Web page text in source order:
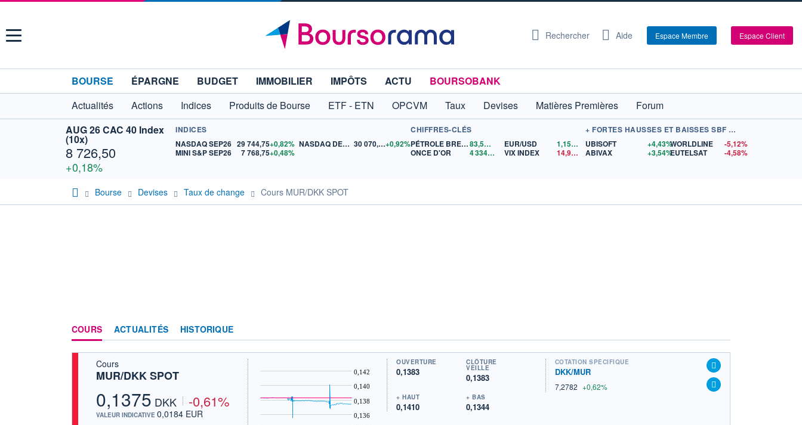
Menu Rechercher Aide Espace Membre Espace Client
BOURSE ÉPARGNE BUDGET IMMOBILIER IMPÔTS ACTU
BOURSOBANK
Actualités
Actions Indices Produits de Bourse ETF - ETN OPCVM Taux Devises Matières Premières
Forum
AUG 26 CAC 40 Index
(10x)
8 726,50
+0,18%
INDICES
NASDAQ SEP26 29 744,75+0,82%
MINI S&P SEP26
7 768,75+0,48%
NASDAQ DEC26 30 070,75+0,92%
CHIFFRES-CLÉS
PÉTROLE BRENT
83,51$US
ONCE D'OR
4 334,18 $US
EUR/USD 1,1560
$US
VIX INDEX
14,95$US
+ FORTES HAUSSES ET BAISSES SBF 120
UBISOFT
+4,43%
ABIVAX
+3,54%
WORLDLINE
-5,12%
EUTELSAT
-4,58%
Bourse Devises Taux de change Cours MUR/DKK SPOT
COURS ACTUALITÉS HISTORIQUE
Cours
MUR/DKK SPOT
0,1375 DKK -0,61%
VALEUR INDICATIVE 0,0184 EUR 0,136
0,138
0,140
0,142
OUVERTURE
0,1383
CLÔTURE
VEILLE
0,1383
+ HAUT
0,1410
+ BAS
0,1344
COTATION SPÉCIFIQUE
DKK/MUR
7,2782 +0,62%